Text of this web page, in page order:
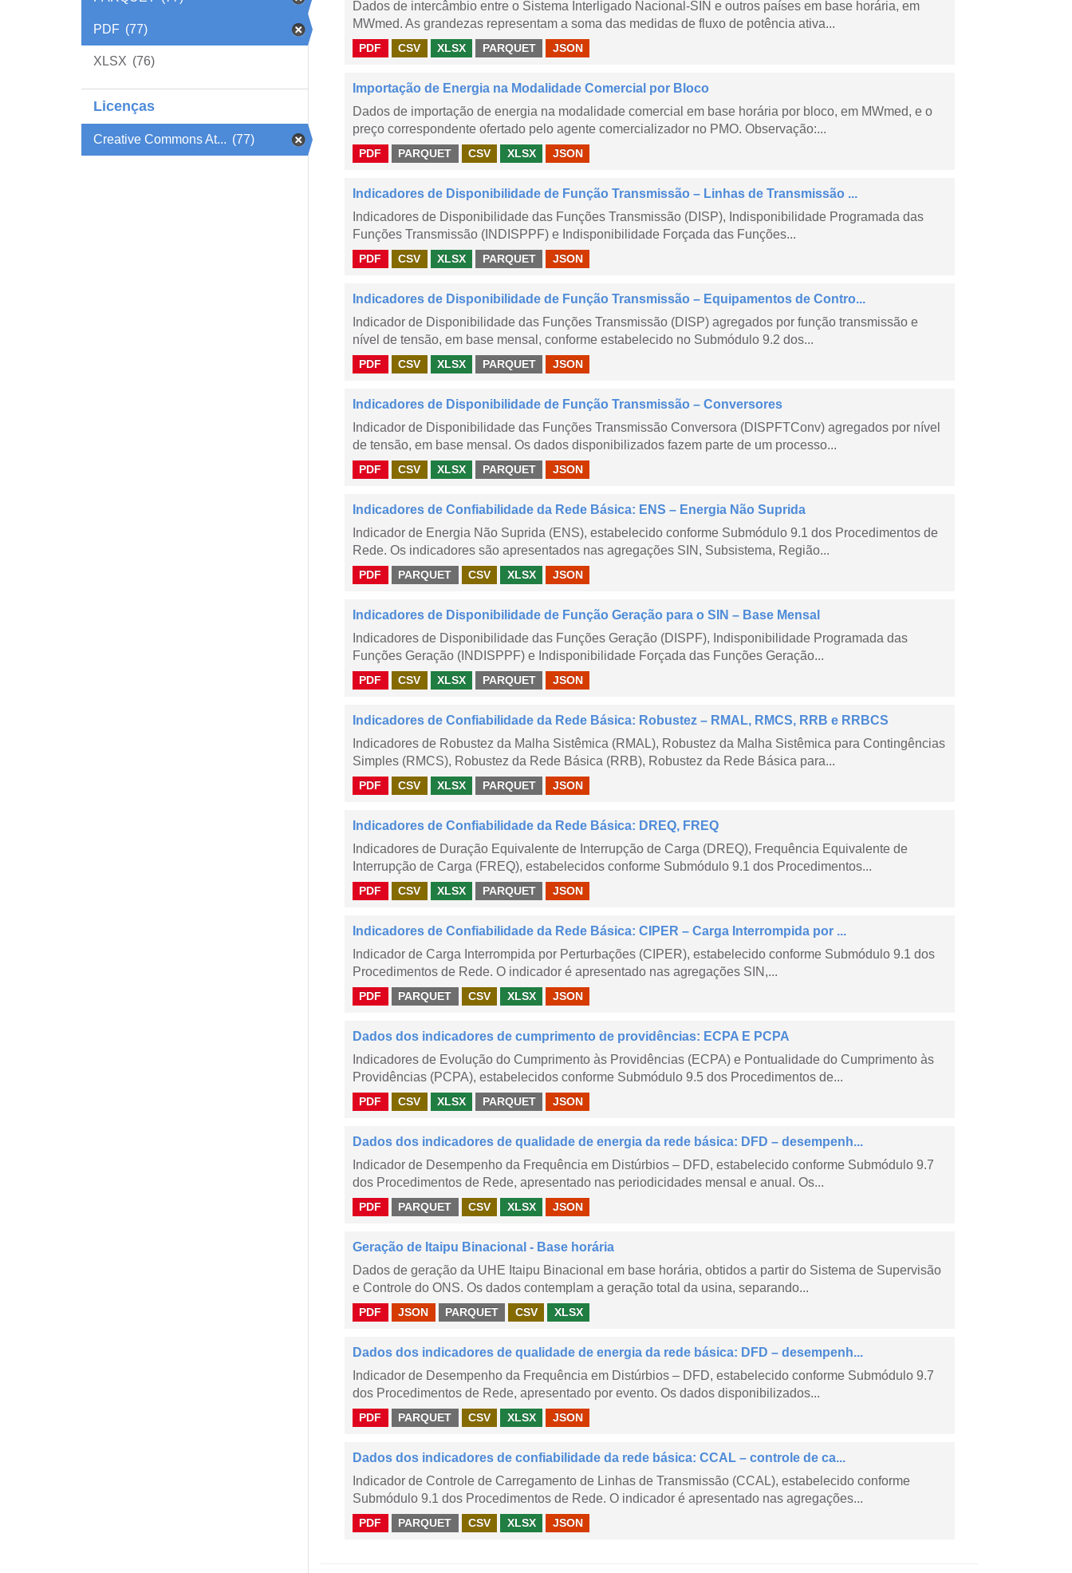
PDF (77)
XLSX (76)
Licenças
Creative Commons At... (77)
Dados de intercâmbio entre o Sistema Interligado Nacional-SIN e outros países em base horária, em
MWmed. As grandezas representam a soma das medidas de fluxo de potência ativa...
PDF CSV XLSX PARQUET JSON
Importação de Energia na Modalidade Comercial por Bloco
Dados de importação de energia na modalidade comercial em base horária por bloco, em MWmed, e o
preço correspondente ofertado pelo agente comercializador no PMO. Observação:...
PDF PARQUET CSV XLSX JSON
Indicadores de Disponibilidade de Função Transmissão – Linhas de Transmissão ...
Indicadores de Disponibilidade das Funções Transmissão (DISP), Indisponibilidade Programada das
Funções Transmissão (INDISPPF) e Indisponibilidade Forçada das Funções...
PDF CSV XLSX PARQUET JSON
Indicadores de Disponibilidade de Função Transmissão – Equipamentos de Contro...
Indicador de Disponibilidade das Funções Transmissão (DISP) agregados por função transmissão e
nível de tensão, em base mensal, conforme estabelecido no Submódulo 9.2 dos...
PDF CSV XLSX PARQUET JSON
Indicadores de Disponibilidade de Função Transmissão – Conversores
Indicador de Disponibilidade das Funções Transmissão Conversora (DISPFTConv) agregados por nível
de tensão, em base mensal. Os dados disponibilizados fazem parte de um processo...
PDF CSV XLSX PARQUET JSON
Indicadores de Confiabilidade da Rede Básica: ENS – Energia Não Suprida
Indicador de Energia Não Suprida (ENS), estabelecido conforme Submódulo 9.1 dos Procedimentos de
Rede. Os indicadores são apresentados nas agregações SIN, Subsistema, Região...
PDF PARQUET CSV XLSX JSON
Indicadores de Disponibilidade de Função Geração para o SIN – Base Mensal
Indicadores de Disponibilidade das Funções Geração (DISPF), Indisponibilidade Programada das
Funções Geração (INDISPPF) e Indisponibilidade Forçada das Funções Geração...
PDF CSV XLSX PARQUET JSON
Indicadores de Confiabilidade da Rede Básica: Robustez – RMAL, RMCS, RRB e RRBCS
Indicadores de Robustez da Malha Sistêmica (RMAL), Robustez da Malha Sistêmica para Contingências
Simples (RMCS), Robustez da Rede Básica (RRB), Robustez da Rede Básica para...
PDF CSV XLSX PARQUET JSON
Indicadores de Confiabilidade da Rede Básica: DREQ, FREQ
Indicadores de Duração Equivalente de Interrupção de Carga (DREQ), Frequência Equivalente de
Interrupção de Carga (FREQ), estabelecidos conforme Submódulo 9.1 dos Procedimentos...
PDF CSV XLSX PARQUET JSON
Indicadores de Confiabilidade da Rede Básica: CIPER – Carga Interrompida por ...
Indicador de Carga Interrompida por Perturbações (CIPER), estabelecido conforme Submódulo 9.1 dos
Procedimentos de Rede. O indicador é apresentado nas agregações SIN,...
PDF PARQUET CSV XLSX JSON
Dados dos indicadores de cumprimento de providências: ECPA E PCPA
Indicadores de Evolução do Cumprimento às Providências (ECPA) e Pontualidade do Cumprimento às
Providências (PCPA), estabelecidos conforme Submódulo 9.5 dos Procedimentos de...
PDF CSV XLSX PARQUET JSON
Dados dos indicadores de qualidade de energia da rede básica: DFD – desempenh...
Indicador de Desempenho da Frequência em Distúrbios – DFD, estabelecido conforme Submódulo 9.7
dos Procedimentos de Rede, apresentado nas periodicidades mensal e anual. Os...
PDF PARQUET CSV XLSX JSON
Geração de Itaipu Binacional - Base horária
Dados de geração da UHE Itaipu Binacional em base horária, obtidos a partir do Sistema de Supervisão
e Controle do ONS. Os dados contemplam a geração total da usina, separando...
PDF JSON PARQUET CSV XLSX
Dados dos indicadores de qualidade de energia da rede básica: DFD – desempenh...
Indicador de Desempenho da Frequência em Distúrbios – DFD, estabelecido conforme Submódulo 9.7
dos Procedimentos de Rede, apresentado por evento. Os dados disponibilizados...
PDF PARQUET CSV XLSX JSON
Dados dos indicadores de confiabilidade da rede básica: CCAL – controle de ca...
Indicador de Controle de Carregamento de Linhas de Transmissão (CCAL), estabelecido conforme
Submódulo 9.1 dos Procedimentos de Rede. O indicador é apresentado nas agregações...
PDF PARQUET CSV XLSX JSON